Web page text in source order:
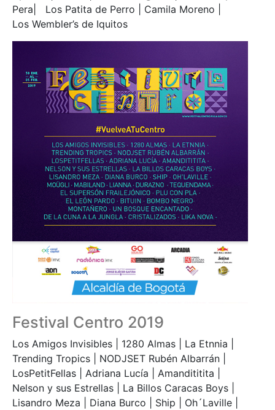
Pera| Los Patita de Perro | Camila Moreno |
Los Wembler’s de Iquitos
Festival Centro 2019
Los Amigos Invisibles | 1280 Almas | La Etnnia |
Trending Tropics | NODJSET Rubén Albarrán |
LosPetitFellas | Adriana Lucía | Amandititita |
Nelson y sus Estrellas | La Billos Caracas Boys |
Lisandro Meza | Diana Burco | Ship | Oh´Laville |